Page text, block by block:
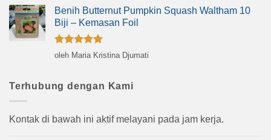
Benih Butternut Pumpkin Squash Waltham 10
Biji – Kemasan Foil
Dinilai5
oleh Maria Kristina Djumati
Terhubung dengan Kami
Kontak di bawah ini aktif melayani pada jam kerja.